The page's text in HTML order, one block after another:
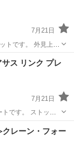
7月21日
トです。 外見上の
トックやレストア
。 【メーカ
ス リンク プレ
7月21日
トです。 ストック
が擦れあります。
レーン・フォー